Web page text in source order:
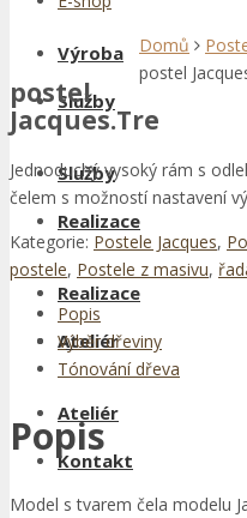
Služby
Realizace
Ateliér
Kontakt
Výroba
Služby
Realizace
Ateliér
Domů
postel
postel
Jacques.Tre
Jednoduchý vysoký rám s
čelem s možností nastavení
Kategorie: Postele Jacques,
postele, Postele z masivu,
Popis
Výběr dřeviny
Tónování dřeva
Popis
Model s tvarem čela modelu